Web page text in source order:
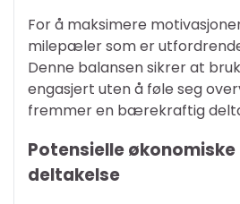
For å maksimere
milepæler som er
Denne balansen sikrer at
engasjert uten å føle seg
fremmer en bærekraftig
Potensielle
deltakelse